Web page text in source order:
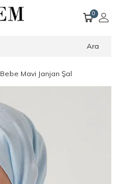
Ara
0
Bebe Mavi Janjan Şal